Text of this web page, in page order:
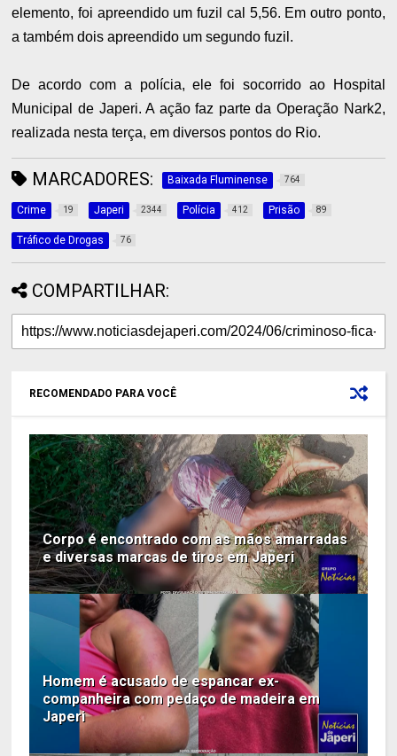
elemento, foi apreendido um fuzil cal 5,56. Em outro ponto,
a também dois apreendido um segundo fuzil.
De acordo com a polícia, ele foi socorrido ao Hospital
Municipal de Japeri. A ação faz parte da Operação Nark2,
realizada nesta terça, em diversos pontos do Rio.
MARCADORES: Baixada Fluminense 764
Crime 19 Japeri 2344 Polícia 412 Prisão 89
Tráfico de Drogas 76
COMPARTILHAR:
RECOMENDADO PARA VOCÊ
Corpo é encontrado com as mãos amarradas
e diversas marcas de tiros em Japeri
Homem é acusado de espancar ex-
companheira com pedaço de madeira em
Japeri